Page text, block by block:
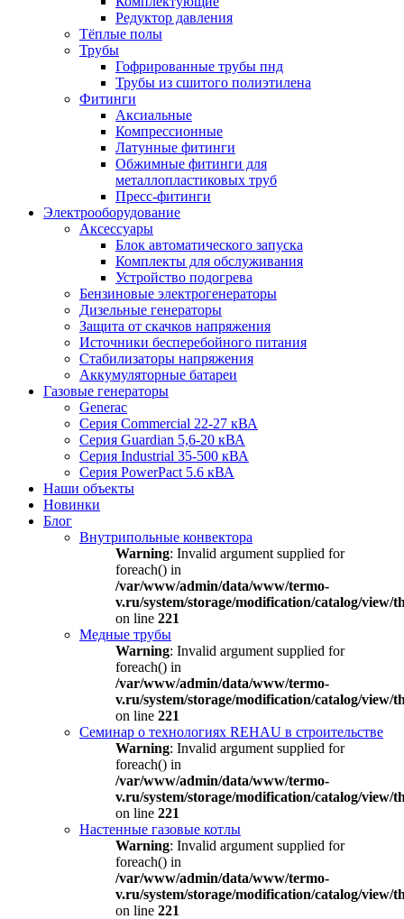
Редуктор давления
Тёплые полы
Трубы
Гофрированные трубы пнд
Трубы из сшитого полиэтилена
Фитинги
Аксиальные
Компрессионные
Латунные фитинги
Обжимные фитинги для
металлопластиковых труб
Пресс-фитинги
Электрооборудование
Аксессуары
Блок автоматического запуска
Комплекты для обслуживания
Устройство подогрева
Бензиновые электрогенераторы
Дизельные генераторы
Защита от скачков напряжения
Источники бесперебойного питания
Стабилизаторы напряжения
Аккумуляторные батареи
Газовые генераторы
Generac
Серия Commercial 22-27 кВА
Серия Guardian 5,6-20 кВА
Серия Industrial 35-500 кВА
Серия PowerPact 5.6 кВА
Наши объекты
Новинки
Блог
Внутрипольные конвектора
Warning: Invalid argument supplied for
foreach() in
/var/www/admin/data/www/termo-
v.ru/system/storage/modification/catalog/view/
on line 221
Медные трубы
Warning: Invalid argument supplied for
foreach() in
/var/www/admin/data/www/termo-
v.ru/system/storage/modification/catalog/view/
on line 221
Семинар о технологиях REHAU в строительстве
Warning: Invalid argument supplied for
foreach() in
/var/www/admin/data/www/termo-
v.ru/system/storage/modification/catalog/view/
on line 221
Настенные газовые котлы
Warning: Invalid argument supplied for
foreach() in
/var/www/admin/data/www/termo-
v.ru/system/storage/modification/catalog/view/
on line 221